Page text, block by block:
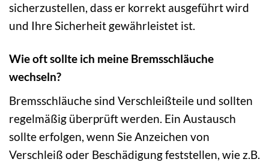
sicherzustellen, dass er korrekt ausgeführt wird
und Ihre Sicherheit gewährleistet ist.
Wie oft sollte ich meine Bremsschläuche
wechseln?
Bremsschläuche sind Verschleißteile und sollten
regelmäßig überprüft werden. Ein Austausch
sollte erfolgen, wenn Sie Anzeichen von
Verschleiß oder Beschädigung feststellen, wie z.B.